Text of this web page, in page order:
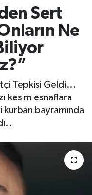
Sert
Ne
Tepkisi Geldi...
kesim esnaflara
bayramında